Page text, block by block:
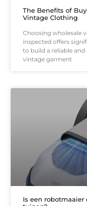
The Benefits of
Vintage Clothing
Choosing wholesale
inspected offers
to build a reliable
vintage garment
Is een